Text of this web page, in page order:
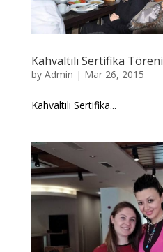
Kahvaltılı Sertifika Töreni
by Admin | Mar 26, 2015
Kahvaltılı Sertifika...